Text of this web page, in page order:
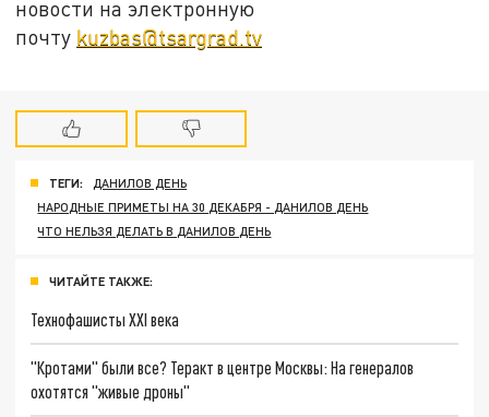
новости на электронную
почту kuzbas@tsargrad.tv
ТЕГИ:
ДАНИЛОВ ДЕНЬ
НАРОДНЫЕ ПРИМЕТЫ НА 30 ДЕКАБРЯ - ДАНИЛОВ ДЕНЬ
ЧТО НЕЛЬЗЯ ДЕЛАТЬ В ДАНИЛОВ ДЕНЬ
ЧИТАЙТЕ ТАКЖЕ:
Технофашисты XXI века
"Кротами" были все? Теракт в центре Москвы: На генералов
охотятся "живые дроны"